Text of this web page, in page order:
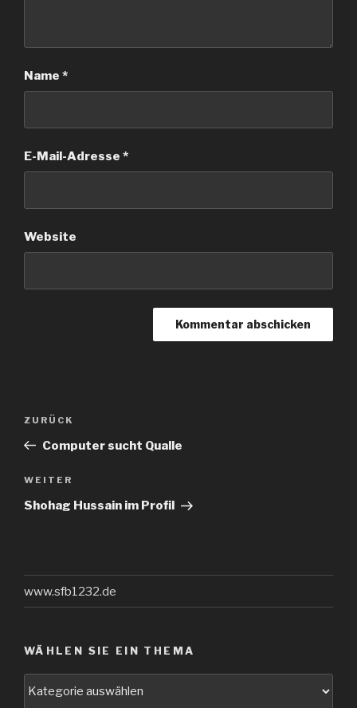
Name *
E-Mail-Adresse *
Website
Beitragsnavigation
Vorheriger
Beitrag
ZURÜCK
Computer sucht Qualle
Nächster
Beitrag
WEITER
Shohag Hussain im Profil
www.sfb1232.de
WÄHLEN SIE EIN THEMA